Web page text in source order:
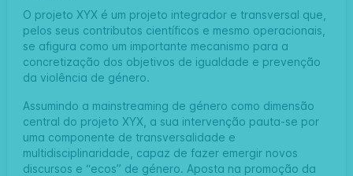
O projeto XYX é um projeto integrador e transversal que,
pelos seus contributos científicos e mesmo operacionais,
se afigura como um importante mecanismo para a
concretização dos objetivos de igualdade e prevenção
da violência de género.
Assumindo a mainstreaming de género como dimensão
central do projeto XYX, a sua intervenção pauta-se por
uma componente de transversalidade e
multidisciplinaridade, capaz de fazer emergir novos
discursos e “ecos” de género. Aposta na promoção da